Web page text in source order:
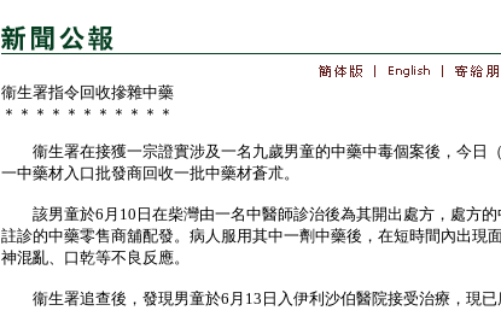
衞生署指令回收摻雜中藥
＊＊＊＊＊＊＊＊＊＊＊
衞生署在接獲一宗證實涉及一名九歲男童的中藥中毒個案後，今日
一中藥材入口批發商回收一批中藥材蒼朮。
該男童於6月10日在柴灣由一名中醫師診治後為其開出處方，處方的
註診的中藥零售商舖配發。病人服用其中一劑中藥後，在短時間內出現
神混亂、口乾等不良反應。
衞生署追查後，發現男童於6月13日入伊利沙伯醫院接受治療，現已